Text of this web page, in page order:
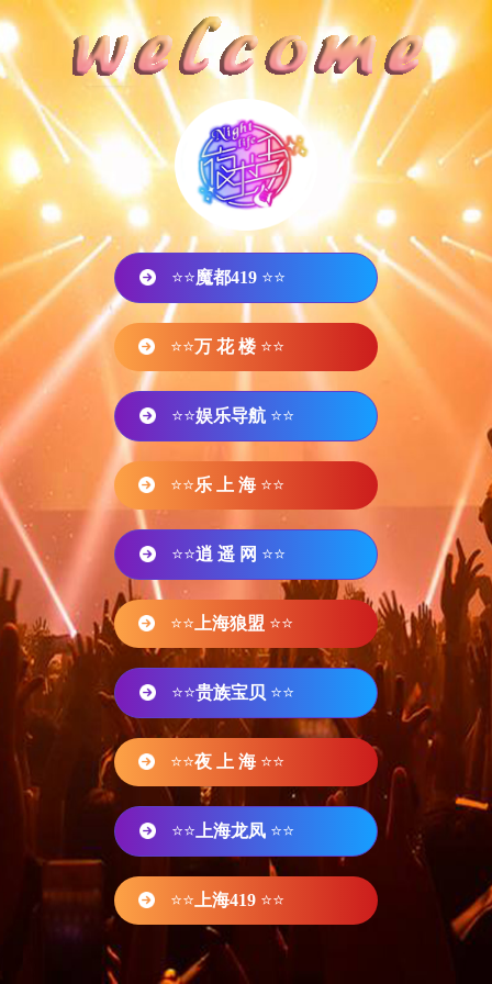
⭐⭐魔都419 ⭐⭐
⭐⭐万 花 楼 ⭐⭐
⭐⭐娱乐导航 ⭐⭐
⭐⭐乐 上 海 ⭐⭐
⭐⭐逍 遥 网 ⭐⭐
⭐⭐ 上海狼盟 ⭐⭐
⭐⭐贵族宝贝 ⭐⭐
⭐⭐夜 上 海 ⭐⭐
⭐⭐ 上海龙凤 ⭐⭐
⭐⭐ 上海419 ⭐⭐